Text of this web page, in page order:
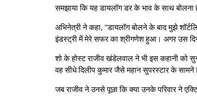
समझाया कि यह डायलॉग डर के भाव के साथ
अभिनेत्री ने कहा, ''डायलॉग बोलने के बाद मुझे
इंडस्ट्री में मेरे सफर का श्रीगणेश हुआ। अगर उस
शो के होस्ट राजीव खंडेलवाल ने भी इस कहानी को
वह सीधे दिलीप कुमार जैसे महान सुपरस्टार के
जब राजीव ने उनसे पूछा कि क्या उनके परिवार ने